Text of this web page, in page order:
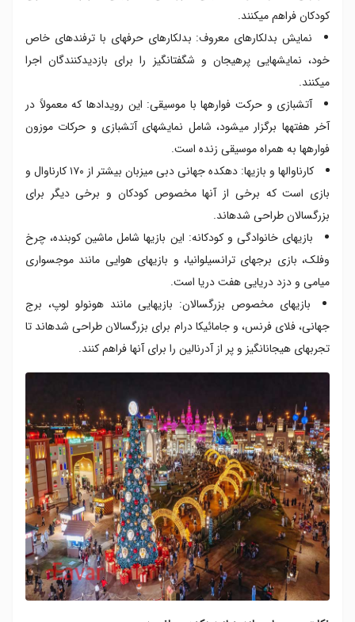
کودکان فراهم میکنند.
نمایش بدلکارهای معروف: بدلکارهای حرفهای با ترفندهای خاص
خود، نمایشهایی پرهیجان و شگفتانگیز را برای بازدیدکنندگان اجرا
میکنند.
آتشبازی و حرکت فوارهها با موسیقی: این رویدادها که معمولاً در
آخر هفتهها برگزار میشود، شامل نمایشهای آتشبازی و حرکات موزون
فوارهها به همراه موسیقی زنده است.
کارناوالها و بازیها: دهکده جهانی دبی میزبان بیشتر از ۱۷۰ کارناوال و
بازی است که برخی از آنها مخصوص کودکان و برخی دیگر برای
بزرگسالان طراحی شدهاند.
بازیهای خانوادگی و کودکانه: این بازیها شامل ماشین کوبنده، چرخ
وفلک، بازی برجهای ترانسیلوانیا، و بازیهای هوایی مانند موجسواری
میامی و دزد دریایی هفت دریا است.
بازیهای مخصوص بزرگسالان: بازیهایی مانند هونولو لوپ، برج
جهانی، فلای فرنس، و جامائیکا درام برای بزرگسالان طراحی شدهاند تا
تجربهای هیجانانگیز و پر از آدرنالین را برای آنها فراهم کنند.